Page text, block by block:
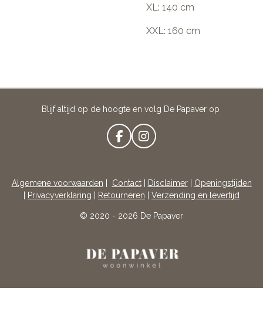
XL: 140 cm
XXL: 160 cm
Blijf altijd op de hoogte en volg De Papaver op
F
A
B
O
K
I
N
A
G
A
Algemene voorwaarden Contact| Disclaimer| Openingstijden
Privacyverklaring Retourneren Verzending en levertijd
© 2020 - 2026 De Papaver